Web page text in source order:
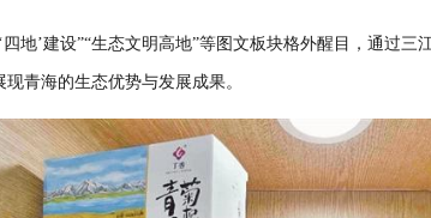
’建设”“生态文明高地”等图文板块格外醒目，通过三
青海的生态优势与发展成果。